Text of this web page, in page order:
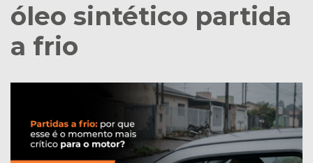
óleo sintético partida
a frio